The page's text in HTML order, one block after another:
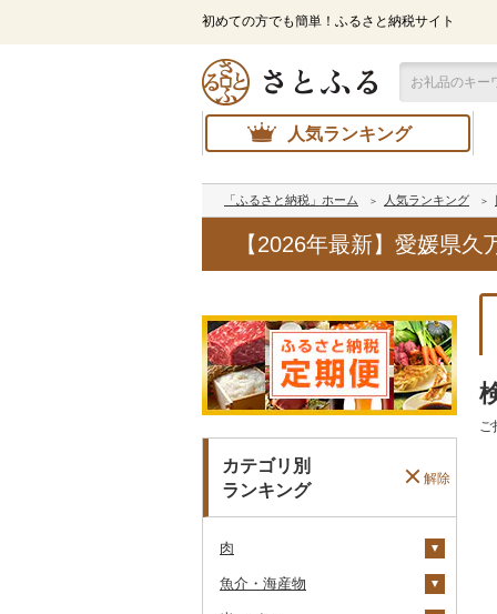
初めての方でも簡単！ふるさと納税サイト
人気ランキング
「ふるさと納税」ホーム 人気ランキング
【2026年最新】愛媛県
カテゴリ別
ランキング
解除
肉
牛肉（精肉）
魚介・海産物
ご